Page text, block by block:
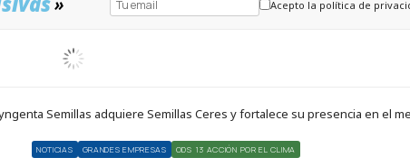
Acepto la política de
Semillas adquiere Semillas Ceres y fortalece su presencia en el
NOTICIAS GRANDES EMPRESAS ODS 13 ACCIÓN POR EL CLIMA